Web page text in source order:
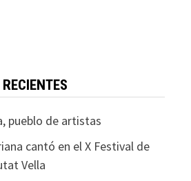
pueblo de artistas
cantó en el X Festival de
Vella